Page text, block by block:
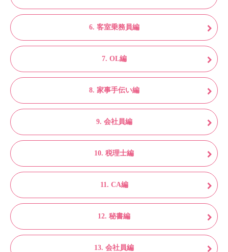
6. 客室乗務員編
7. OL編
8. 家事手伝い編
9. 会社員編
10. 税理士編
11. CA編
12. 秘書編
13. 会社員編